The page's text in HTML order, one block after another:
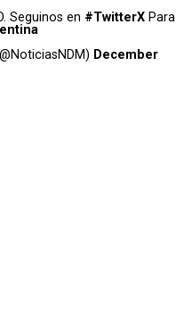
Seguinos en #TwitterX Para
December